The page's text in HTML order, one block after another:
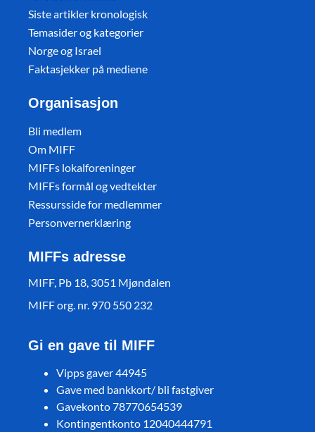
Siste artikler kronologisk
Temasider og kategorier
Norge og Israel
Faktasjekker på mediene
Organisasjon
Bli medlem
Om MIFF
MIFFs lokalforeninger
MIFFs formål og vedtekter
Ressursside for medlemmer
Personvernerklæring
MIFFs adresse
MIFF, Pb 18, 3051 Mjøndalen
MIFF org. nr. 970 550 232
Gi en gave til MIFF
Vipps gaver 44945
Gave med bankkort/ bli fastgiver
Gavekonto 78770654539
Kontingentkonto 12040444791